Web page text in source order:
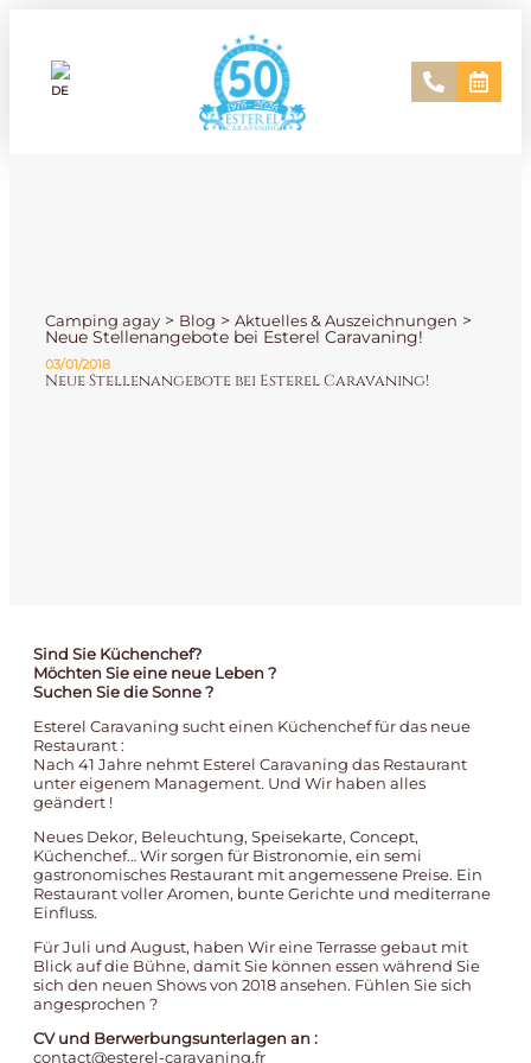
Camping agay > Blog > Aktuelles & Auszeichnungen >
Neue Stellenangebote bei Esterel Caravaning!
03/01/2018
Neue Stellenangebote bei Esterel Caravaning!
Sind Sie Küchenchef?
Möchten Sie eine neue Leben ?
Suchen Sie die Sonne ?
Esterel Caravaning sucht einen Küchenchef für das neue
Restaurant :
Nach 41 Jahre nehmt Esterel Caravaning das Restaurant
unter eigenem Management. Und Wir haben alles
geändert !
Neues Dekor, Beleuchtung, Speisekarte, Concept,
Küchenchef… Wir sorgen für Bistronomie, ein semi
gastronomisches Restaurant mit angemessene Preise. Ein
Restaurant voller Aromen, bunte Gerichte und mediterrane
Einfluss.
Für Juli und August, haben Wir eine Terrasse gebaut mit
Blick auf die Bühne, damit Sie können essen während Sie
sich den neuen Shows von 2018 ansehen. Fühlen Sie sich
angesprochen ?
CV und Berwerbungsunterlagen an :
contact@esterel-caravaning.fr